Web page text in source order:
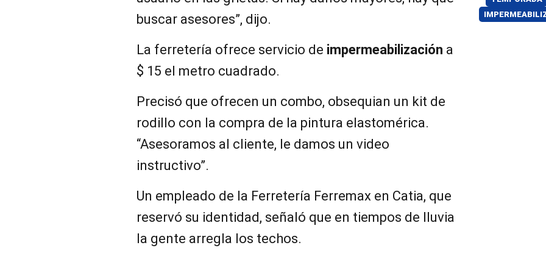
buscar asesores”, dijo.
La ferretería ofrece servicio de impermeabilización a
$ 15 el metro cuadrado.
Precisó que ofrecen un combo, obsequian un kit de
rodillo con la compra de la pintura elastomérica.
“Asesoramos al cliente, le damos un video
instructivo”.
Un empleado de la Ferretería Ferremax en Catia, que
reservó su identidad, señaló que en tiempos de lluvia
la gente arregla los techos.